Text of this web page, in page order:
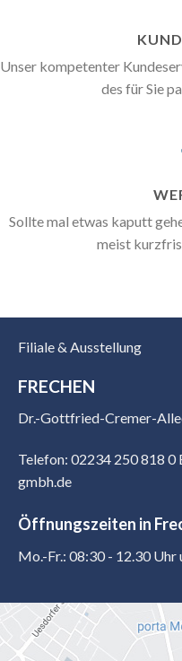
Unser kompetenter
des für Sie
Sollte mal etwas kaputt
meist
Filiale & Ausstellung
FRECHEN
Dr.-Gottfried-Cremer-
Telefon: 02234 250 818 0
gmbh.de
Öffnungszeiten in
Mo.-Fr.: 08:30 - 12.30